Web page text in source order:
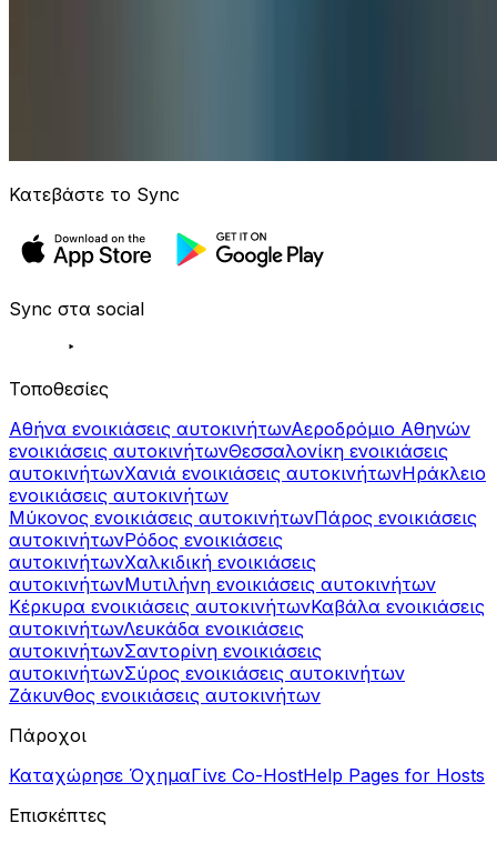
Κατεβάστε το Sync
Sync στα social
Τοποθεσίες
Αθήνα ενοικιάσεις αυτοκινήτωνΑεροδρόμιο Αθηνών
ενοικιάσεις αυτοκινήτωνΘεσσαλονίκη ενοικιάσεις
αυτοκινήτωνΧανιά ενοικιάσεις αυτοκινήτωνΗράκλειο
ενοικιάσεις αυτοκινήτων
Μύκονος ενοικιάσεις αυτοκινήτωνΠάρος ενοικιάσεις
αυτοκινήτωνΡόδος ενοικιάσεις
αυτοκινήτωνΧαλκιδική ενοικιάσεις
αυτοκινήτωνΜυτιλήνη ενοικιάσεις αυτοκινήτων
Κέρκυρα ενοικιάσεις αυτοκινήτωνΚαβάλα ενοικιάσεις
αυτοκινήτωνΛευκάδα ενοικιάσεις
αυτοκινήτωνΣαντορίνη ενοικιάσεις
αυτοκινήτωνΣύρος ενοικιάσεις αυτοκινήτων
Ζάκυνθος ενοικιάσεις αυτοκινήτων
Πάροχοι
Καταχώρησε ΌχημαΓίνε Co-HostHelp Pages for Hosts
Επισκέπτες